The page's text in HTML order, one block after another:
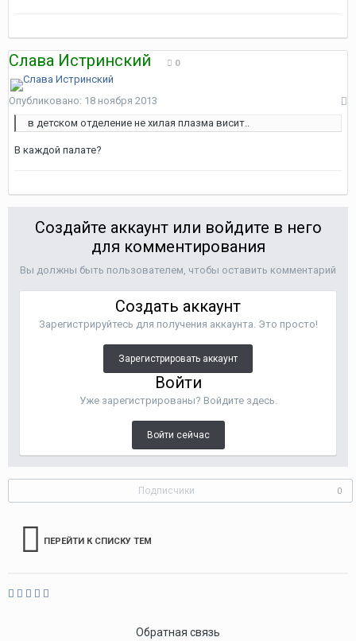
Слава Истринский 0
Опубликовано: 18 ноября 2013
в детском отделение не хилая плазма висит..
В каждой палате?
Создайте аккаунт или войдите в него
для комментирования
Вы должны быть пользователем, чтобы оставить комментарий
Создать аккаунт
Зарегистрируйтесь для получения аккаунта. Это просто!
Зарегистрировать аккаунт
Войти
Уже зарегистрированы? Войдите здесь.
Войти сейчас
Подписчики 0
ПЕРЕЙТИ К СПИСКУ ТЕМ
Обратная связь